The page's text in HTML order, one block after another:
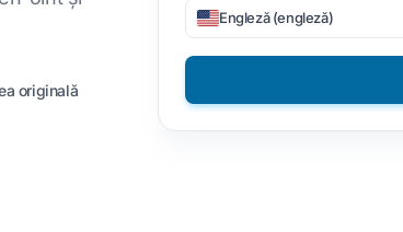
InDesign
DOCX în TXT
Italiană
Filipineză
originală
Engleză (engleză)